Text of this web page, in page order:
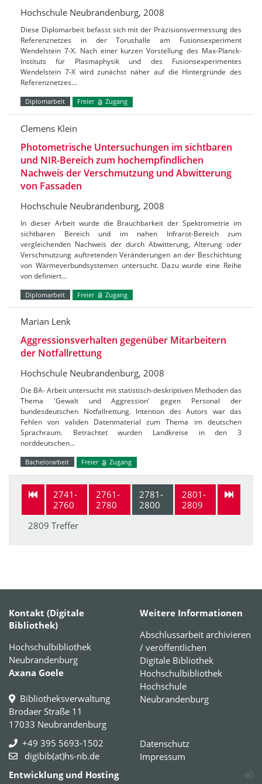
Hochschule Neubrandenburg, 2008
Diese Diplomarbeit befasst sich mit der Präzisionsvermessung des
Referenznetzes in der Torushalle am Fusionsexperiment
Wendelstein 7-X. Nach einer kurzen Vorstellung des Max-Planck-
Instituts für Plasmaphysik und des Fusionsexperimentes
Wendelstein 7-X wird zunächst näher auf die Hintergründe des
Referenznetzes…
Diplomarbeit Freier Zugang
Clemens Klein
Photometrische Untersuchungen im sichtbaren
und NIR-Bereich zum hochempfindlichen
Nachweis der Verschmutzung und Abwitterung
von Fassaden
Hochschule Neubrandenburg, 2008
In dieser Arbeit wurde die Brauchbarkeit der Spektrometrie im
sichtbaren Bereich und im nahen Infrarot-Bereich zum
vergleichenden Nachweis der durch Abwitterung, Alterung oder
Verschmutzung auftretenden Veränderungen an der Beschichtung
von Wärmeverbundsystemen untersucht. Dazu wurde eine Reihe
von definiert…
Diplomarbeit Freier Zugang
Marian Lenk
Aggressionsverhalten gegenüber Mitarbeitern
der Notfallrettung
Hochschule Neubrandenburg, 2008
Die BA- Arbeit untersucht mit statistisch-deskriptiven Methoden das
Thema 'Gewalt und Aggression' gegen Personal der
bundesdeutschen Notfallrettung. Intention des Autors war das
Fehlen von validen Datenmaterial zum Thema im deutschen
Sprachraum. Betrachtet wurden Landkreise in den 3
norddeutschen…
Bachelorarbeit Freier Zugang
2741-
2760
2761-
2780
2781-
2800
2801-
2809
2809 Treffer
Kontakt (Digitale
Bibliothek)
Hochschulbibliothek
Neubrandenburg
Axana Goele
Bibliotheksverwaltung
Brodaer Straße 11
17033 Neubrandenburg
+49 395 5693-1502
digibib(at)hs-nb.de
Weitere Informationen
Abschlussarbeit archivieren
/ veröffentlichen
Digitale Bibliothek
Hochschulbibliothek
Hochschule
Neubrandenburg
Datenschutz
Impressum
Entwicklung und Hosting